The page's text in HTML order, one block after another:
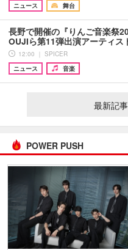
ニュース
舞台
長野で開催の『りんご音楽祭
OUJIら第11弾出演アーティス
12:00 ｜ SPICER
ニュース
音楽
最新記
POWER PUSH